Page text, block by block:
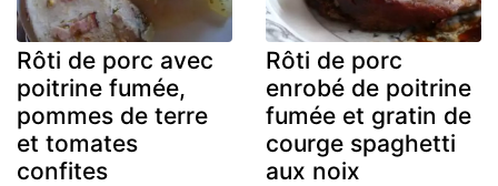
Rôti de porc avec
poitrine fumée,
pommes de terre
et tomates
confites
Rôti de porc
enrobé de poitrine
fumée et gratin de
courge spaghetti
aux noix